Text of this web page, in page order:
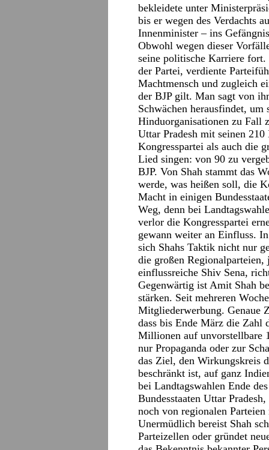
bekleidete unter
bis er wegen des Verdachts
Innenminister – ins
Obwohl wegen dieser
seine politische Karriere fort.
der Partei, verdiente
Machtmensch und zugleich
der BJP gilt. Man sagt von
Schwächen herausfindet,
Hinduorganisationen zu Fall
Uttar Pradesh mit seinen
Kongresspartei als auch die
Lied singen: von 90 zu
BJP. Von Shah stammt das
werde, was heißen soll, die
Macht in einigen
Weg, denn bei
verlor die Kongresspartei
gewann weiter an Einfluss.
sich Shahs Taktik nicht nur
die großen Regionalparteien,
einflussreiche Shiv Sena,
Gegenwärtig ist Amit Shah
stärken. Seit mehreren
Mitgliederwerbung. Genaue
dass bis Ende März die Zahl
Millionen auf unvorstellbare
nur Propaganda oder zur
das Ziel, den Wirkungskreis
beschränkt ist, auf ganz
bei Landtagswahlen Ende
Bundesstaaten Uttar
noch von regionalen
Unermüdlich bereist Shah
Parteizellen oder gründet